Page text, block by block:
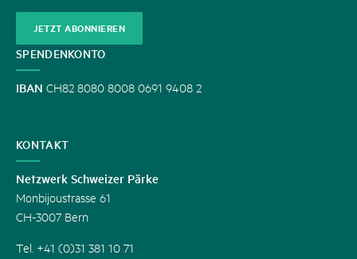
JETZT ABONNIEREN
SPENDENKONTO
IBAN CH82 8080 8008 0691 9408 2
KONTAKT
Netzwerk Schweizer Pärke
Monbijoustrasse 61
CH-3007 Bern
Tel. +41 (0)31 381 10 71